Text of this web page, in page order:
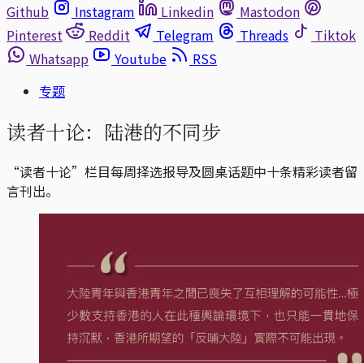
Github
Instagram Linkedin
Mastodon
Pinterest
Reddit Telegram Threads
Tiktok
Whatsapp
Youtube
RSS
专题
读者十论：陆港的不同步
“读者十论”栏目每周择选报导及圆桌话题中十条精彩读者留
言刊出。